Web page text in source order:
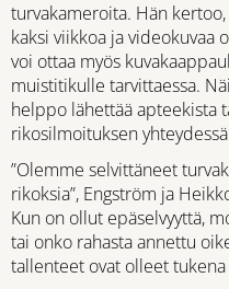
turvakameroita. Hän
kaksi viikkoa ja videokuvaa
voi ottaa myös
muistitikulle tarvittaessa.
helppo lähettää apteekista
rikosilmoituksen
”Olemme selvittäneet
rikoksia”, Engström ja
Kun on ollut epäselvyyttä,
tai onko rahasta annettu
tallenteet ovat olleet